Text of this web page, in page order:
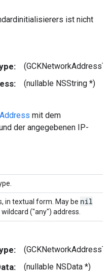
ist nicht
(nullable NSString *)
mit dem
der angegebenen IP-
in textual form. May be nil
("any") address.
(nullable NSData *)